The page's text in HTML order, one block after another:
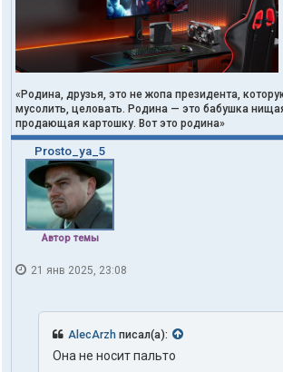
«Родина, друзья, это не жопа президента,
мусолить, целовать. Родина — это бабушка
продающая картошку. Вот это родина»
Prosto_ya_5
Автор темы
21 янв 2025, 23:08
AlecArzh писал(а):
Она не носит пальто